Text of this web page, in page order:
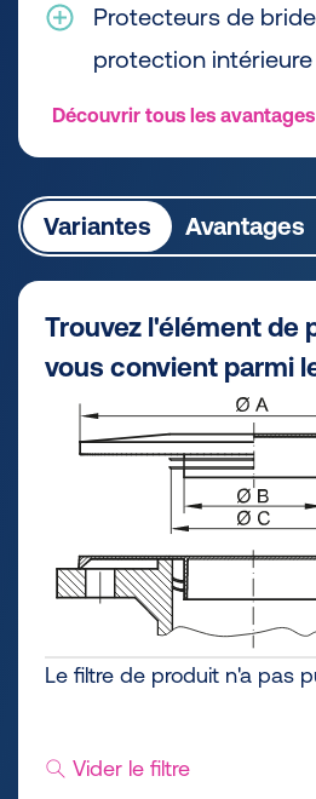
Protecteurs de
protection intérieure
Découvrir tous les avantages
Variantes Avantages
Trouvez l'élément de
vous convient parmi
Le filtre de produit n'a pas
Vider le filtre